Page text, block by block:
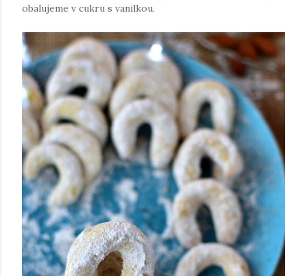
obalujeme v cukru s vanilkou.